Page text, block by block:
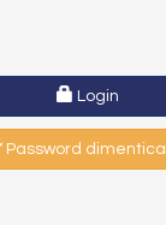
Login
Password